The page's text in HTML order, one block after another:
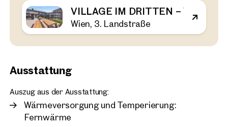
VILLAGE IM DRITTEN – VIEW
Wien, 3. Landstraße
Ausstattung
Auszug aus der Ausstattung:
Wärmeversorgung und Temperierung:
Fernwärme
Wien, 3. Landstraße
VILLAGE IM DRITTEN –